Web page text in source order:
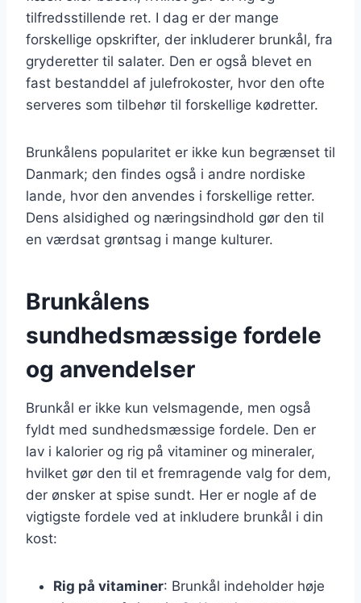
tilfredsstillende ret. I dag er der mange
forskellige opskrifter, der inkluderer brunkål, fra
gryderetter til salater. Den er også blevet en
fast bestanddel af julefrokoster, hvor den ofte
serveres som tilbehør til forskellige kødretter.
Brunkålens popularitet er ikke kun begrænset til
Danmark; den findes også i andre nordiske
lande, hvor den anvendes i forskellige retter.
Dens alsidighed og næringsindhold gør den til
en værdsat grøntsag i mange kulturer.
Brunkålens
sundhedsmæssige fordele
og anvendelser
Brunkål er ikke kun velsmagende, men også
fyldt med sundhedsmæssige fordele. Den er
lav i kalorier og rig på vitaminer og mineraler,
hvilket gør den til et fremragende valg for dem,
der ønsker at spise sundt. Her er nogle af de
vigtigste fordele ved at inkludere brunkål i din
kost:
Rig på vitaminer: Brunkål indeholder høje